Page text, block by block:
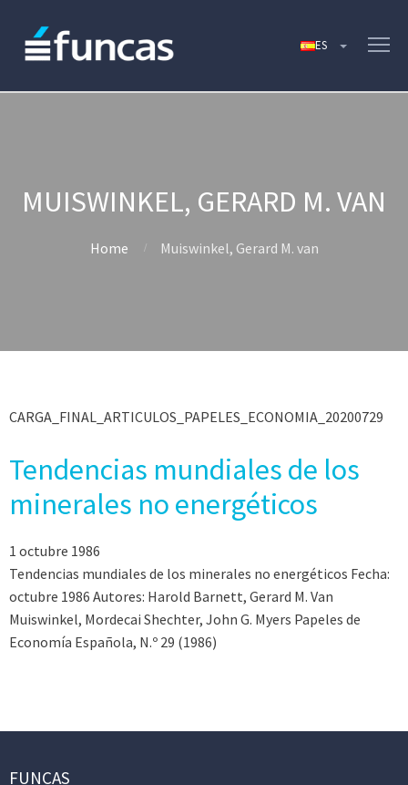
MUISWINKEL, GERARD M. VAN
Home Muiswinkel, Gerard M. van
CARGA_FINAL_ARTICULOS_PAPELES_ECONOMIA_20200729
Tendencias mundiales de los
minerales no energéticos
1 octubre 1986
Tendencias mundiales de los minerales no energéticos Fecha:
octubre 1986 Autores: Harold Barnett, Gerard M. Van
Muiswinkel, Mordecai Shechter, John G. Myers Papeles de
Economía Española, N.º 29 (1986)
FUNCAS